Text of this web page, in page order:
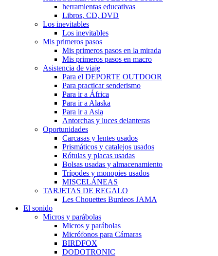
herramientas educativas
Libros, CD, DVD
Los inevitables
Los inevitables
Mis primeros pasos
Mis primeros pasos en la mirada
Mis primeros pasos en macro
Asistencia de viaje
Para el DEPORTE OUTDOOR
Para practicar senderismo
Para ir a África
Para ir a Alaska
Para ir a Asia
Antorchas y luces delanteras
Oportunidades
Carcasas y lentes usados
Prismáticos y catalejos usados
Rótulas y placas usadas
Bolsas usadas y almacenamiento
Trípodes y monopies usados
MISCELÁNEAS
TARJETAS DE REGALO
Les Chouettes Burdeos JAMA
El sonido
Micros y parábolas
Micros y parábolas
Micrófonos para Cámaras
BIRDFOX
DODOTRONIC